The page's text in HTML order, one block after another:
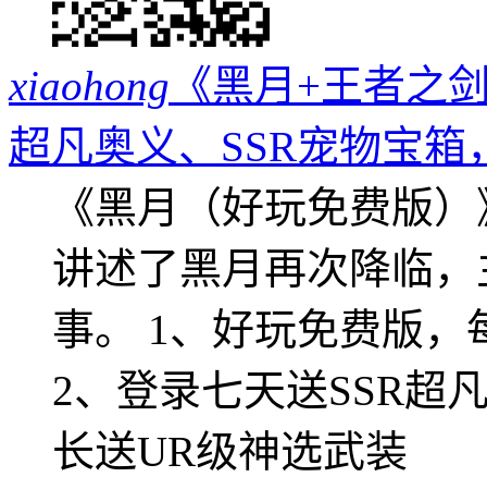
xiaohong 《黑月+王者之
超凡奥义、SSR宠物宝箱
《黑月（好玩免费版
讲述了黑月再次降临
事。 1、好玩免费版，
2、登录七天送SSR超
长送UR级神选武装